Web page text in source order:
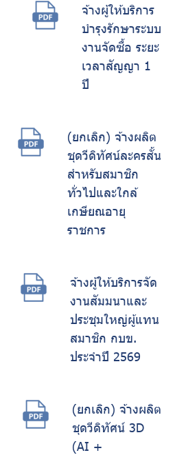
จ้างผู้ให้บริการ
บำรุงรักษาระบบ
งานจัดซื้อ ระยะ
เวลาสัญญา 1
ปี
(ยกเลิก) จ้างผลิต
ชุดวีดิทัศน์ละครสั้น
สำหรับสมาชิก
ทั่วไปและใกล้
เกษียณอายุ
ราชการ
จ้างผู้ให้บริการจัด
งานสัมมนาและ
ประชุมใหญ่ผู้แทน
สมาชิก กบข.
ประจำปี 2569
(ยกเลิก) จ้างผลิต
ชุดวีดิทัศน์ 3D
(AI +